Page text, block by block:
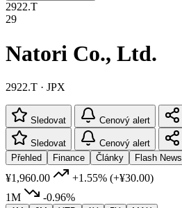
2922.T
29
Natori Co., Ltd.
2922.T · JPX
Sledovat Cenový alert
Sledovat
Cenový alert
Přehled
Finance Články Flash News
¥1,960.00 +1.55% (+¥30.00)
1M
-0.96%